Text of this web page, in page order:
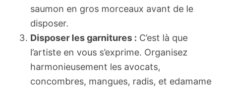
saumon en gros morceaux avant de le
disposer.
Disposer les garnitures : C’est là que
l’artiste en vous s’exprime. Organisez
harmonieusement les avocats,
concombres, mangues, radis, et edamame